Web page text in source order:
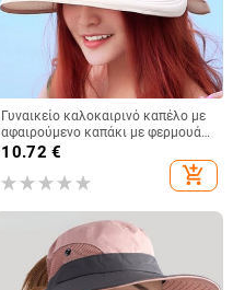
Γυναικείο καλοκαιρινό καπέλο με
αφαιρούμενο καπάκι με φερμουάρ
με άδειο επάνω καπέλο Cycilng
Γυναικεία πτυσσόμενα καπέλα με
10.72 €
add_shopping_cart